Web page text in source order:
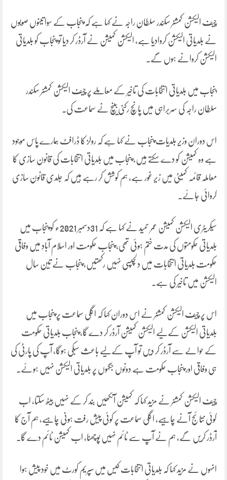
چیف الیکشن کمشنر سکندر سلطان راجہ نے کہا ہے کہ پنجاب کے سِوا تینوں صوبوں
نے بلدیاتی الیکشن کروادیا ہے، الیکشن کمیشن نے آرڈر کر دیا تو پنجاب کو بلدیاتی
الیکشن کروانے ہوں گے۔
پنجاب میں بلدیاتی انتخابات کی تاخیر کے معاملے پر چیف الیکشن کمشنر سکندر
سلطان راجہ کی سربراہی میں پانچ رکنی بینچ نے سماعت کی۔
اس دوران وزیرِ بلدیات پنجاب نے کہا ہے کہ رولز کا ڈرافٹ ہمارے پاس موجود
ہے وہ کمیشن کو دے سکتے ہیں، پنجاب میں بلدیاتی انتخابات کی قانون سازی کا
معاملہ قائمہ کمیٹی میں زیر غور ہے، ہم کوشش کر رہے ہیں کہ جَلدی قانون سازی
کروائی جائے۔
سیکریٹری الیکشن کمیشن عمر حمید نے کہا ہے کہ 31دسمبر 2021ء کو پنجاب میں
بلدیاتی حکومتوں کی مدت ختم ہوئی تھی، پنجاب حکومت اور اسلام آباد میں وفاقی
حکومت بلدیاتی انتخابات میں دلچپسی نہیں رکھتیں، پنجاب نے تین سال
الیکشن میں تاخیر کی ہے۔
اس پر چیف الیکشن کمشنر نے اس دوران کہا کہ اگلی سماعت پر پنجاب میں
بلدیاتی الیکشن کےلیے الیکشن کمیشن آرڈر کر دے گا، پنجاب بلدیاتی حکومت
کے حوالے سے آرڈر کر دیں تو آپ کےلیے باعث سبکی ہوگا، آپ کی پارٹی کی
ہی وفاقی اور پنجاب حکومت ہے دونوں جگہوں پر بلدیاتی الیکشن نہیں ہوئے۔
چیف الیکشن کمشنر نے مزید کہا کہ کمیشن آنکھیں بند کر کے نہیں بیٹھ سکتا، اب
کوئی نتائج آنے چاہیے، اگلی سماعت پر کوئی پیش رفت ہونی چاہیے، ہم آج کا
آرڈر کریں گے، ہم نے آپ سے ٹائم نہیں پوچھنا، اب کمیشن ٹائم دے گا۔
انہوں نے مزید کہا کہ بلدیاتی انتخابات کیس میں سپریم کورٹ میں خود پیش ہوا